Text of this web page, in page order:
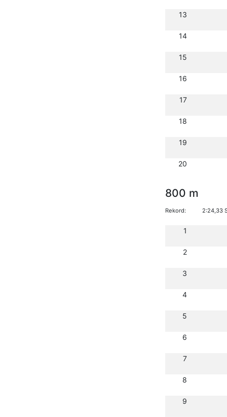
13
14
15
16
17
18
19
20
800 m
Rekord: 2:24,33
1
2
3
4
5
6
7
8
9